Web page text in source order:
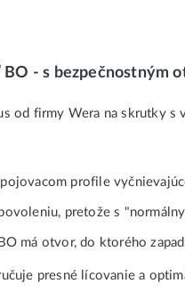
BO - s bezpečnostným
od firmy Wera na skrutky s
profile
pretože s
má otvor, do ktorého
presné lícovanie a